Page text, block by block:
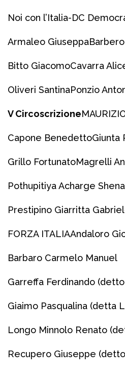
Noi con l’Italia-DC
Armaleo Giuseppa
Bitto GiacomoCavarra
Oliveri SantinaPonzio
V Circoscrizione
Capone BenedettoGiunta
Grillo FortunatoMagrelli
Pothupitiya Acharge
Prestipino Giarritta
FORZA ITALIAAndaloro
Barbaro Carmelo Manuel
Garreffa Ferdinando
Giaimo Pasqualina (detta
Longo Minnolo Renato
Recupero Giuseppe